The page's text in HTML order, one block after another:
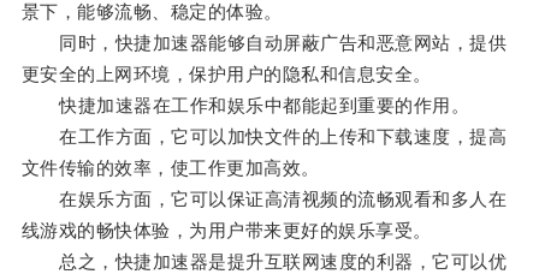
景下，能够流畅、稳定的体验。
同时，快捷加速器能够自动屏蔽广告和恶意网站，提供
更安全的上网环境，保护用户的隐私和信息安全。
快捷加速器在工作和娱乐中都能起到重要的作用。
在工作方面，它可以加快文件的上传和下载速度，提高
文件传输的效率，使工作更加高效。
在娱乐方面，它可以保证高清视频的流畅观看和多人在
线游戏的畅快体验，为用户带来更好的娱乐享受。
总之，快捷加速器是提升互联网速度的利器，它可以优